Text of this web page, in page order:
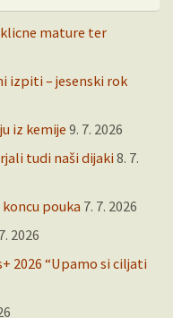
mature ter
izpiti – jesenski rok
iz kemije 9. 7. 2026
tudi naši dijaki 8. 7.
pouka 7. 7. 2026
2026
2026 “Upamo si ciljati